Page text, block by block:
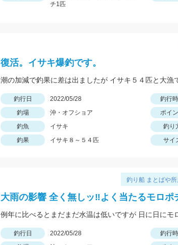
チ1匹
復活。イサキ爆釣です。
潮の加減で釣果に差は出ましたが イサキ５４匹と大漁
釣行日 2022/05/28 釣行
釣場
沖・オフショア
ポイ
釣魚
イサキ 釣り
釣果
イサキ８～５４匹 サイ
釣り船 まとばや所
大雨の影響 全く無しッ‼︎よく当たるモロポ
釣行日 2022/05/28 釣行